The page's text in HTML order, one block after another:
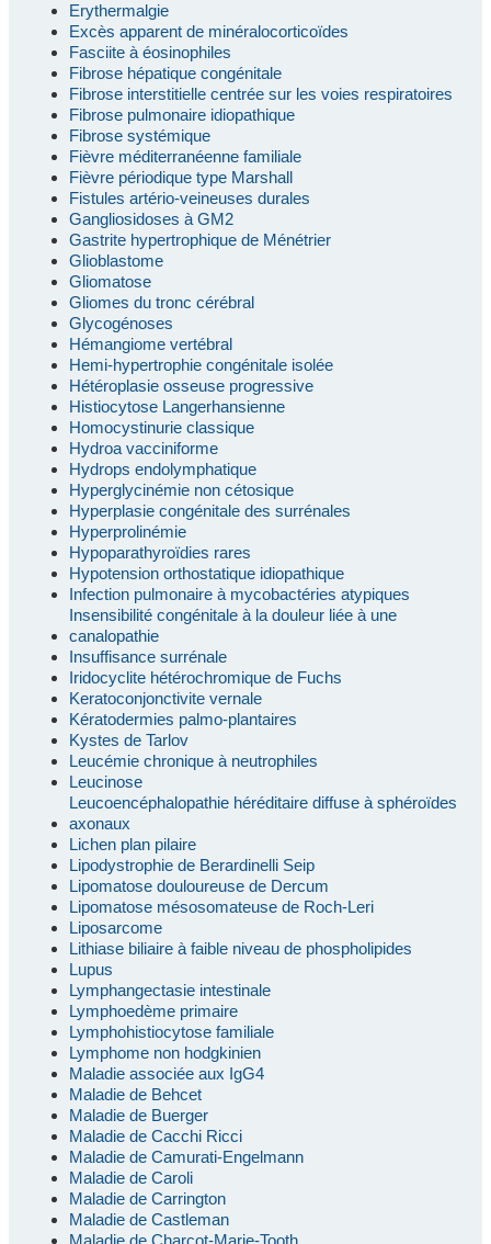
Erythermalgie
Excès apparent de minéralocorticoïdes
Fasciite à éosinophiles
Fibrose hépatique congénitale
Fibrose interstitielle centrée sur les voies respiratoires
Fibrose pulmonaire idiopathique
Fibrose systémique
Fièvre méditerranéenne familiale
Fièvre périodique type Marshall
Fistules artério-veineuses durales
Gangliosidoses à GM2
Gastrite hypertrophique de Ménétrier
Glioblastome
Gliomatose
Gliomes du tronc cérébral
Glycogénoses
Hémangiome vertébral
Hemi-hypertrophie congénitale isolée
Hétéroplasie osseuse progressive
Histiocytose Langerhansienne
Homocystinurie classique
Hydroa vacciniforme
Hydrops endolymphatique
Hyperglycinémie non cétosique
Hyperplasie congénitale des surrénales
Hyperprolinémie
Hypoparathyroïdies rares
Hypotension orthostatique idiopathique
Infection pulmonaire à mycobactéries atypiques
Insensibilité congénitale à la douleur liée à une
canalopathie
Insuffisance surrénale
Iridocyclite hétérochromique de Fuchs
Keratoconjonctivite vernale
Kératodermies palmo-plantaires
Kystes de Tarlov
Leucémie chronique à neutrophiles
Leucinose
Leucoencéphalopathie héréditaire diffuse à sphéroïdes
axonaux
Lichen plan pilaire
Lipodystrophie de Berardinelli Seip
Lipomatose douloureuse de Dercum
Lipomatose mésosomateuse de Roch-Leri
Liposarcome
Lithiase biliaire à faible niveau de phospholipides
Lupus
Lymphangectasie intestinale
Lymphoedème primaire
Lymphohistiocytose familiale
Lymphome non hodgkinien
Maladie associée aux IgG4
Maladie de Behcet
Maladie de Buerger
Maladie de Cacchi Ricci
Maladie de Camurati-Engelmann
Maladie de Caroli
Maladie de Carrington
Maladie de Castleman
Maladie de Charcot-Marie-Tooth